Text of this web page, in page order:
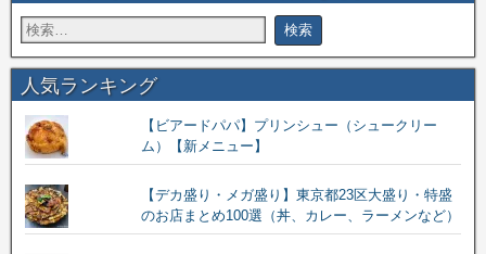
人気ランキング
【ビアードパパ】プリンシュー（シュークリー
ム）【新メニュー】
【デカ盛り・メガ盛り】東京都23区大盛り・特盛
のお店まとめ100選（丼、カレー、ラーメンなど）